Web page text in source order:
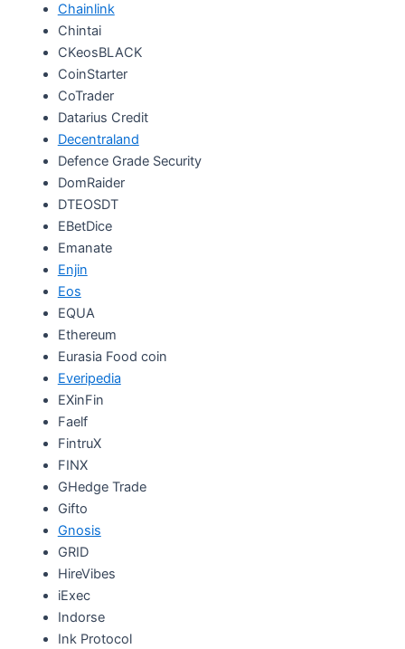
Chainlink
Chintai
CKeosBLACK
CoinStarter
CoTrader
Datarius Credit
Decentraland
Defence Grade Security
DomRaider
DTEOSDT
EBetDice
Emanate
Enjin
Eos
EQUA
Ethereum
Eurasia Food coin
Everipedia
EXinFin
Faelf
FintruX
FINX
GHedge Trade
Gifto
Gnosis
GRID
HireVibes
iExec
Indorse
Ink Protocol